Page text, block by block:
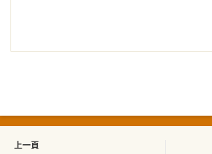
上一頁